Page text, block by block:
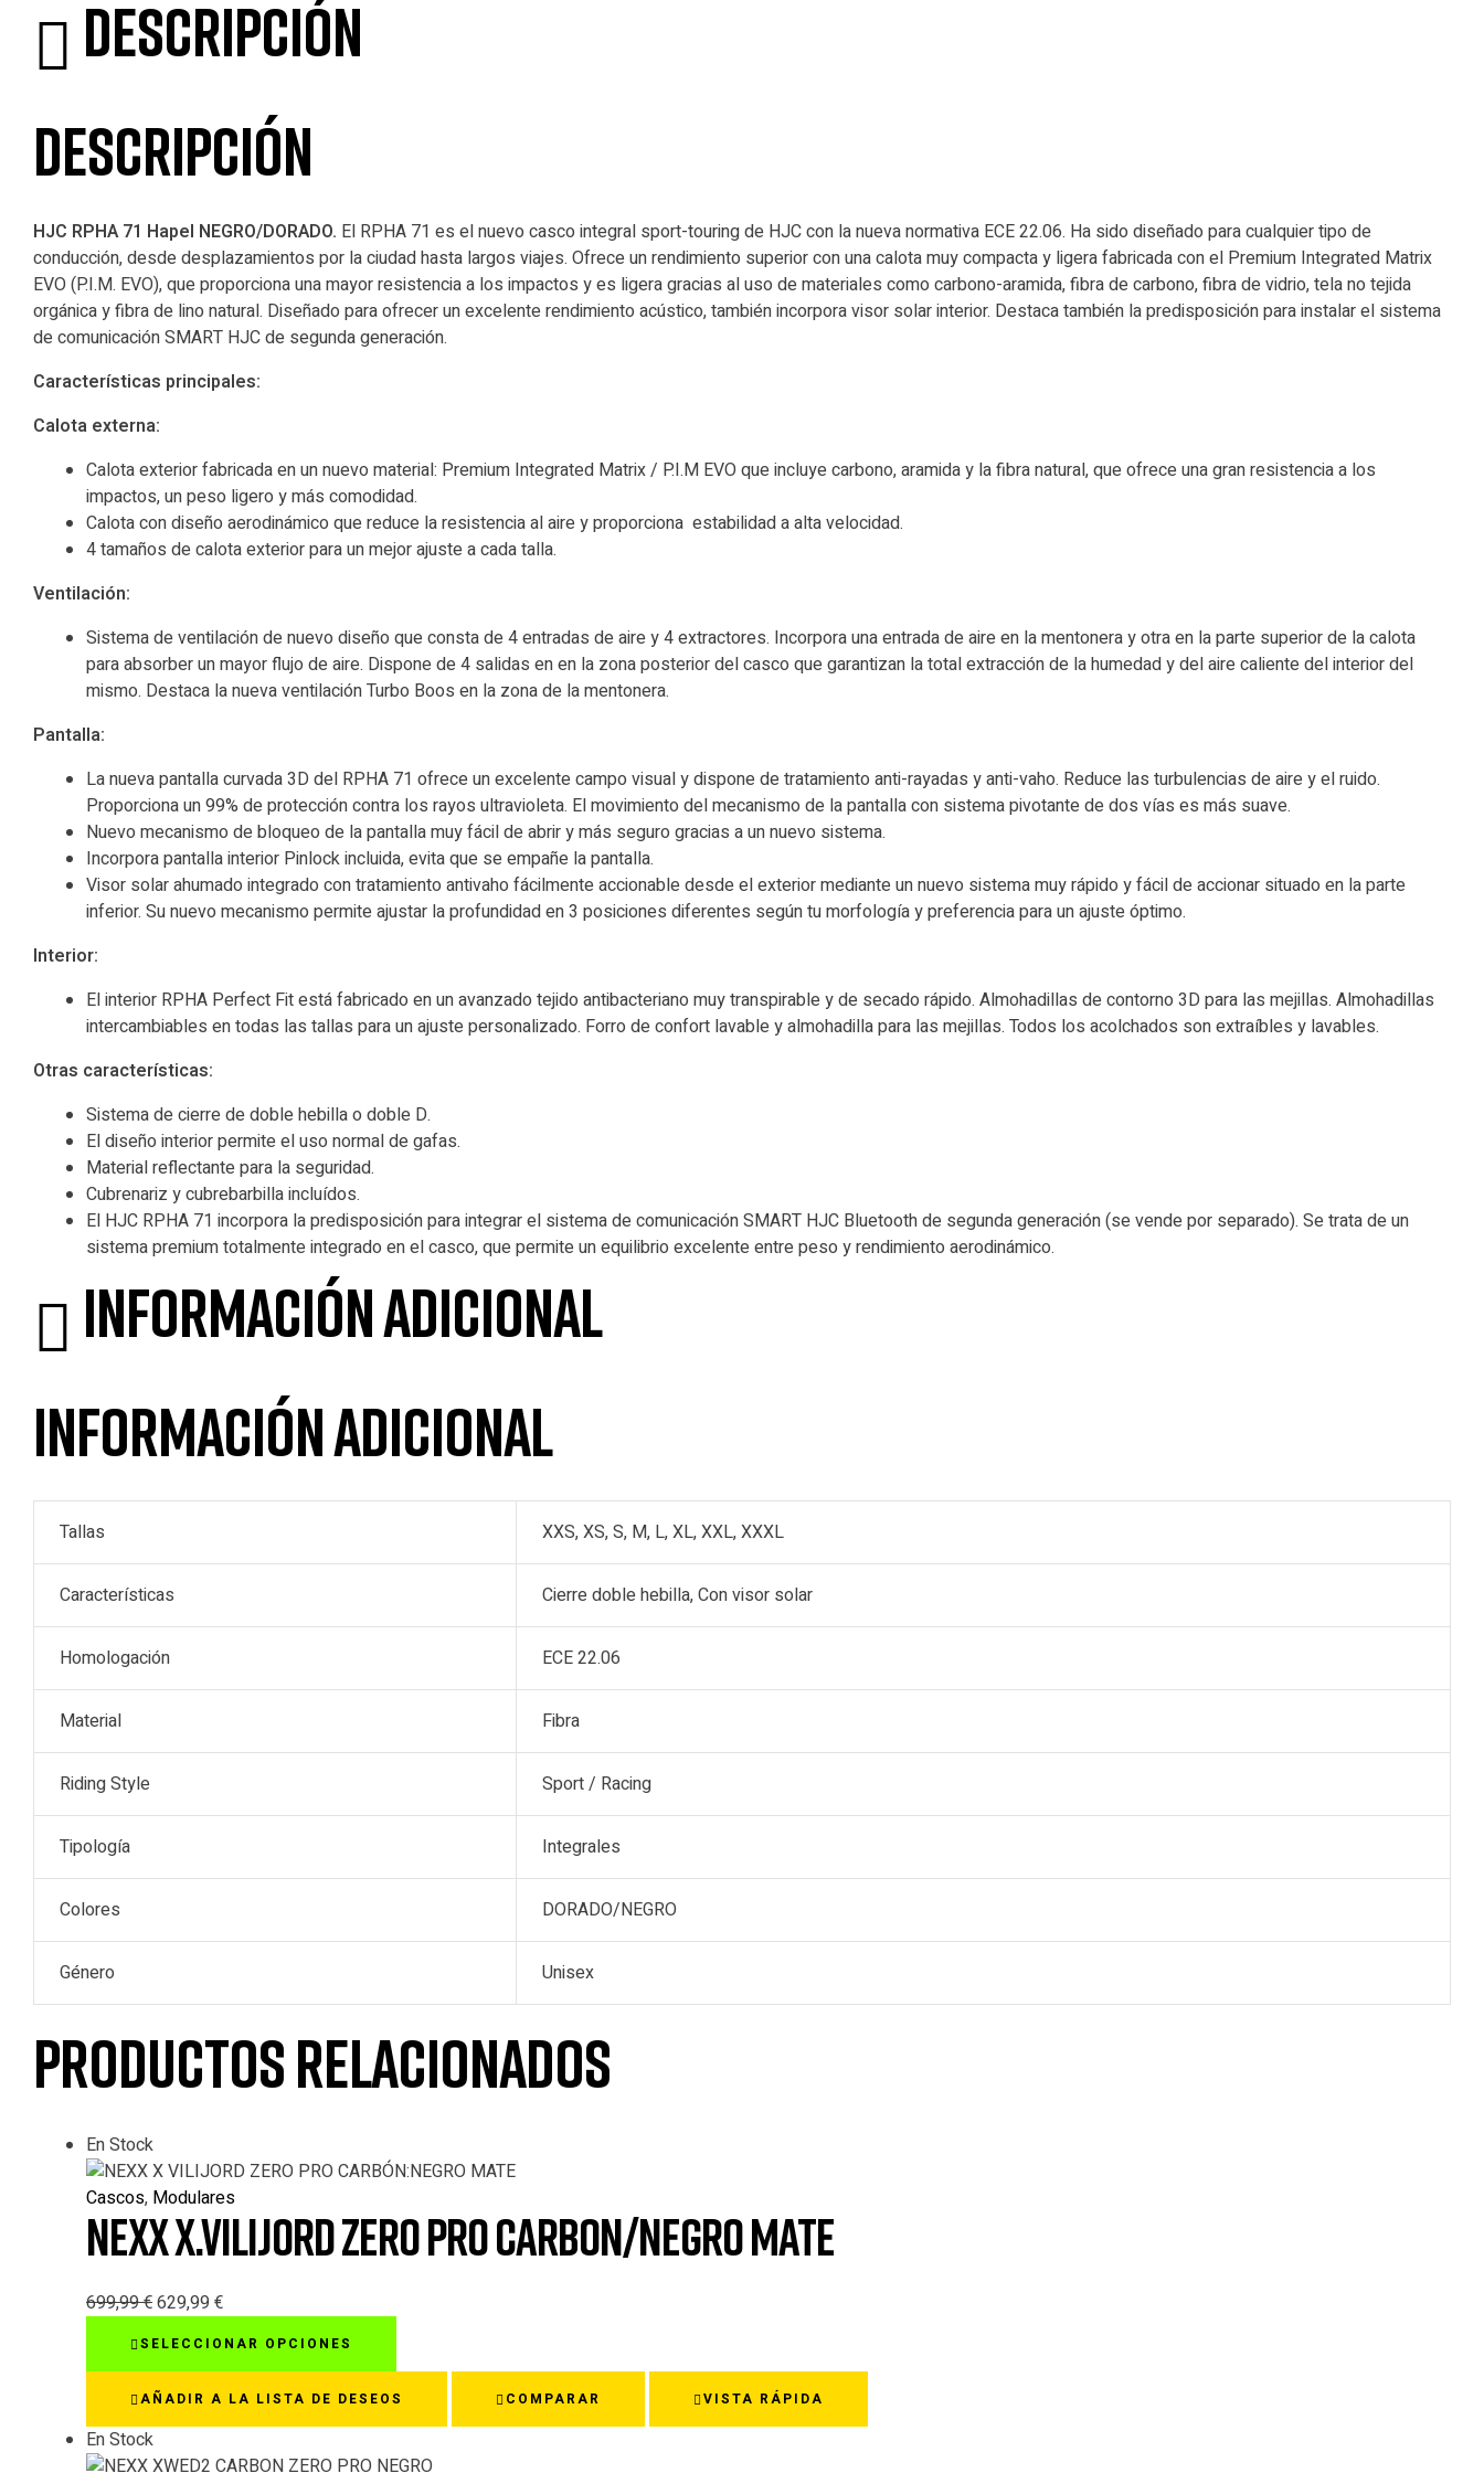
Descripción
Descripción
HJC RPHA 71 Hapel NEGRO/DORADO. El RPHA 71 es el nuevo casco integral sport-touring de HJC con la nueva normativa ECE 22.06. Ha sido diseñado para cualquier tipo de
conducción, desde desplazamientos por la ciudad hasta largos viajes. Ofrece un rendimiento superior con una calota muy compacta y ligera fabricada con el Premium Integrated Matrix
EVO (P.I.M. EVO), que proporciona una mayor resistencia a los impactos y es ligera gracias al uso de materiales como carbono-aramida, fibra de carbono, fibra de vidrio, tela no tejida
orgánica y fibra de lino natural. Diseñado para ofrecer un excelente rendimiento acústico, también incorpora visor solar interior. Destaca también la predisposición para instalar el sistema
de comunicación SMART HJC de segunda generación.
Características principales:
Calota externa:
Calota exterior fabricada en un nuevo material: Premium Integrated Matrix / P.I.M EVO que incluye carbono, aramida y la fibra natural, que ofrece una gran resistencia a los
impactos, un peso ligero y más comodidad.
Calota con diseño aerodinámico que reduce la resistencia al aire y proporciona estabilidad a alta velocidad.
4 tamaños de calota exterior para un mejor ajuste a cada talla.
Ventilación:
Sistema de ventilación de nuevo diseño que consta de 4 entradas de aire y 4 extractores. Incorpora una entrada de aire en la mentonera y otra en la parte superior de la calota
para absorber un mayor flujo de aire. Dispone de 4 salidas en en la zona posterior del casco que garantizan la total extracción de la humedad y del aire caliente del interior del
mismo. Destaca la nueva ventilación Turbo Boos en la zona de la mentonera.
Pantalla:
La nueva pantalla curvada 3D del RPHA 71 ofrece un excelente campo visual y dispone de tratamiento anti-rayadas y anti-vaho. Reduce las turbulencias de aire y el ruido.
Proporciona un 99% de protección contra los rayos ultravioleta. El movimiento del mecanismo de la pantalla con sistema pivotante de dos vías es más suave.
Nuevo mecanismo de bloqueo de la pantalla muy fácil de abrir y más seguro gracias a un nuevo sistema.
Incorpora pantalla interior Pinlock incluida, evita que se empañe la pantalla.
Visor solar ahumado integrado con tratamiento antivaho fácilmente accionable desde el exterior mediante un nuevo sistema muy rápido y fácil de accionar situado en la parte
inferior. Su nuevo mecanismo permite ajustar la profundidad en 3 posiciones diferentes según tu morfología y preferencia para un ajuste óptimo.
Interior:
El interior RPHA Perfect Fit está fabricado en un avanzado tejido antibacteriano muy transpirable y de secado rápido. Almohadillas de contorno 3D para las mejillas. Almohadillas
intercambiables en todas las tallas para un ajuste personalizado. Forro de confort lavable y almohadilla para las mejillas. Todos los acolchados son extraíbles y lavables.
Otras características:
Sistema de cierre de doble hebilla o doble D.
El diseño interior permite el uso normal de gafas.
Material reflectante para la seguridad.
Cubrenariz y cubrebarbilla incluídos.
El HJC RPHA 71 incorpora la predisposición para integrar el sistema de comunicación SMART HJC Bluetooth de segunda generación (se vende por separado). Se trata de un
sistema premium totalmente integrado en el casco, que permite un equilibrio excelente entre peso y rendimiento aerodinámico.
Información adicional
Información adicional
Tallas XXS, XS, S, M, L, XL, XXL, XXXL
Características Cierre doble hebilla, Con visor solar
Homologación ECE 22.06
Material Fibra
Riding Style Sport / Racing
Tipología Integrales
Colores DORADO/NEGRO
Género Unisex
Productos relacionados
En Stock
Cascos, Modulares
NEXX X.VILIJORD ZERO PRO CARBON/NEGRO MATE
699,99€629,99 €
SELECCIONAR OPCIONES
múltiples
variantes.
Las
AÑADIR A LA LISTA DE DESEOS COMPARAR VISTA RÁPIDA
En Stock